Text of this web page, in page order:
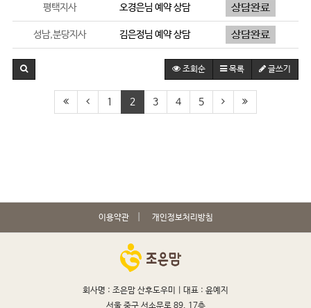
평택지사 오경은님 예약 상담
성남,분당지사 김은정님 예약 상담
조회순 목록 글쓰기
1 2 3 4 5
이용약관 개인정보처리방침
회사명 : 조은맘 산후도우미 | 대표 : 윤예지
서울 중구 서소문로 89, 17층